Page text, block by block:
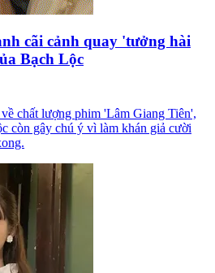
cãi cảnh quay 'tưởng hài
Bạch Lộc
chất lượng phim 'Lâm Giang Tiên',
còn gây chú ý vì làm khán giả cười